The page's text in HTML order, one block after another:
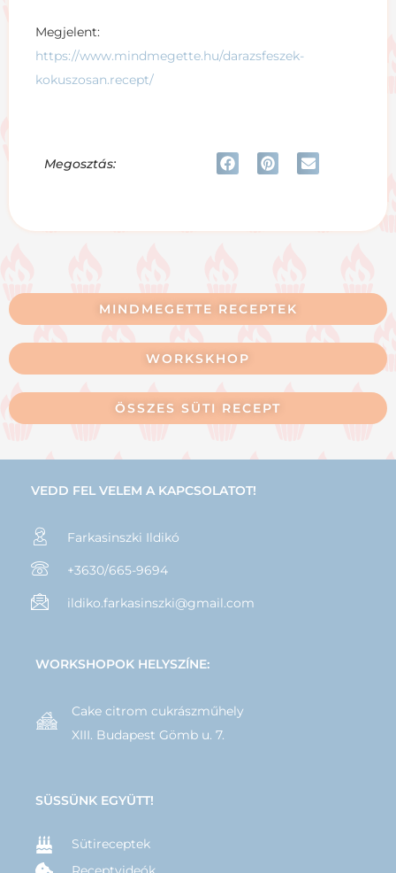
Megjelent:
https://www.mindmegette.hu/darazsfeszek-
kokuszosan.recept/
Megosztás:
MINDMEGETTE RECEPTEK
WORKSKHOP
ÖSSZES SÜTI RECEPT
VEDD FEL VELEM A KAPCSOLATOT!
Farkasinszki Ildikó
+3630/665-9694
ildiko.farkasinszki@gmail.com
WORKSHOPOK HELYSZÍNE:
Cake citrom cukrászműhely
XIII. Budapest Gömb u. 7.
SÜSSÜNK EGYÜTT!
Sütireceptek